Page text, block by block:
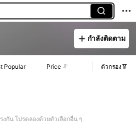
กำลังติดตาม
Popular Price ตัวกรอง
กัน โปรดลองด้วยตัวเลือกอื่น ๆ